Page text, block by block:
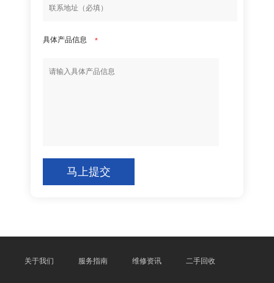
具体产品信息 *
马上提交
关于我们 服务指南 维修资讯 二手回收